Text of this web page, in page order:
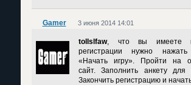
Gamer 3 июня 2014 14:01
tollslfaw, что вы имеете
регистрации нужно
«Начать игру». Пройти на
сайт. Заполнить анкету для
Закончить регистрацию и